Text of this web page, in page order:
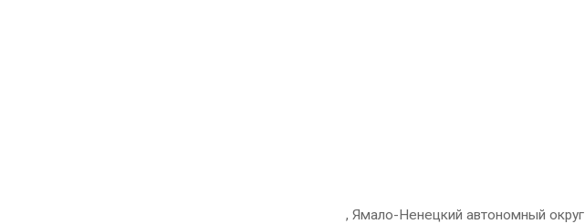
, Ямало-Ненецкий автономный округ